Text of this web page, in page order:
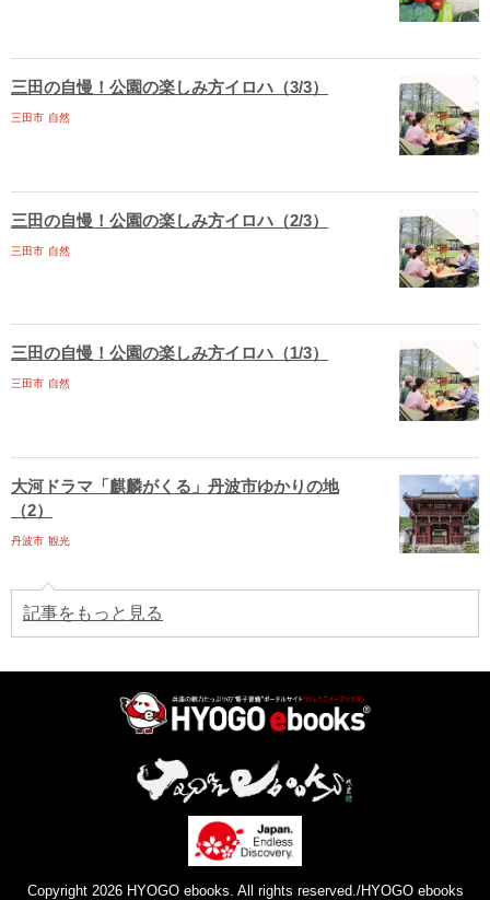
三田の自慢！公園の楽しみ方イロハ（3/3）
三田市 自然
三田の自慢！公園の楽しみ方イロハ（2/3）
三田市 自然
三田の自慢！公園の楽しみ方イロハ（1/3）
三田市 自然
大河ドラマ「麒麟がくる」丹波市ゆかりの地
（2）
丹波市 観光
記事をもっと見る
Copyright 2026 HYOGO ebooks. All rights reserved./HYOGO ebooks